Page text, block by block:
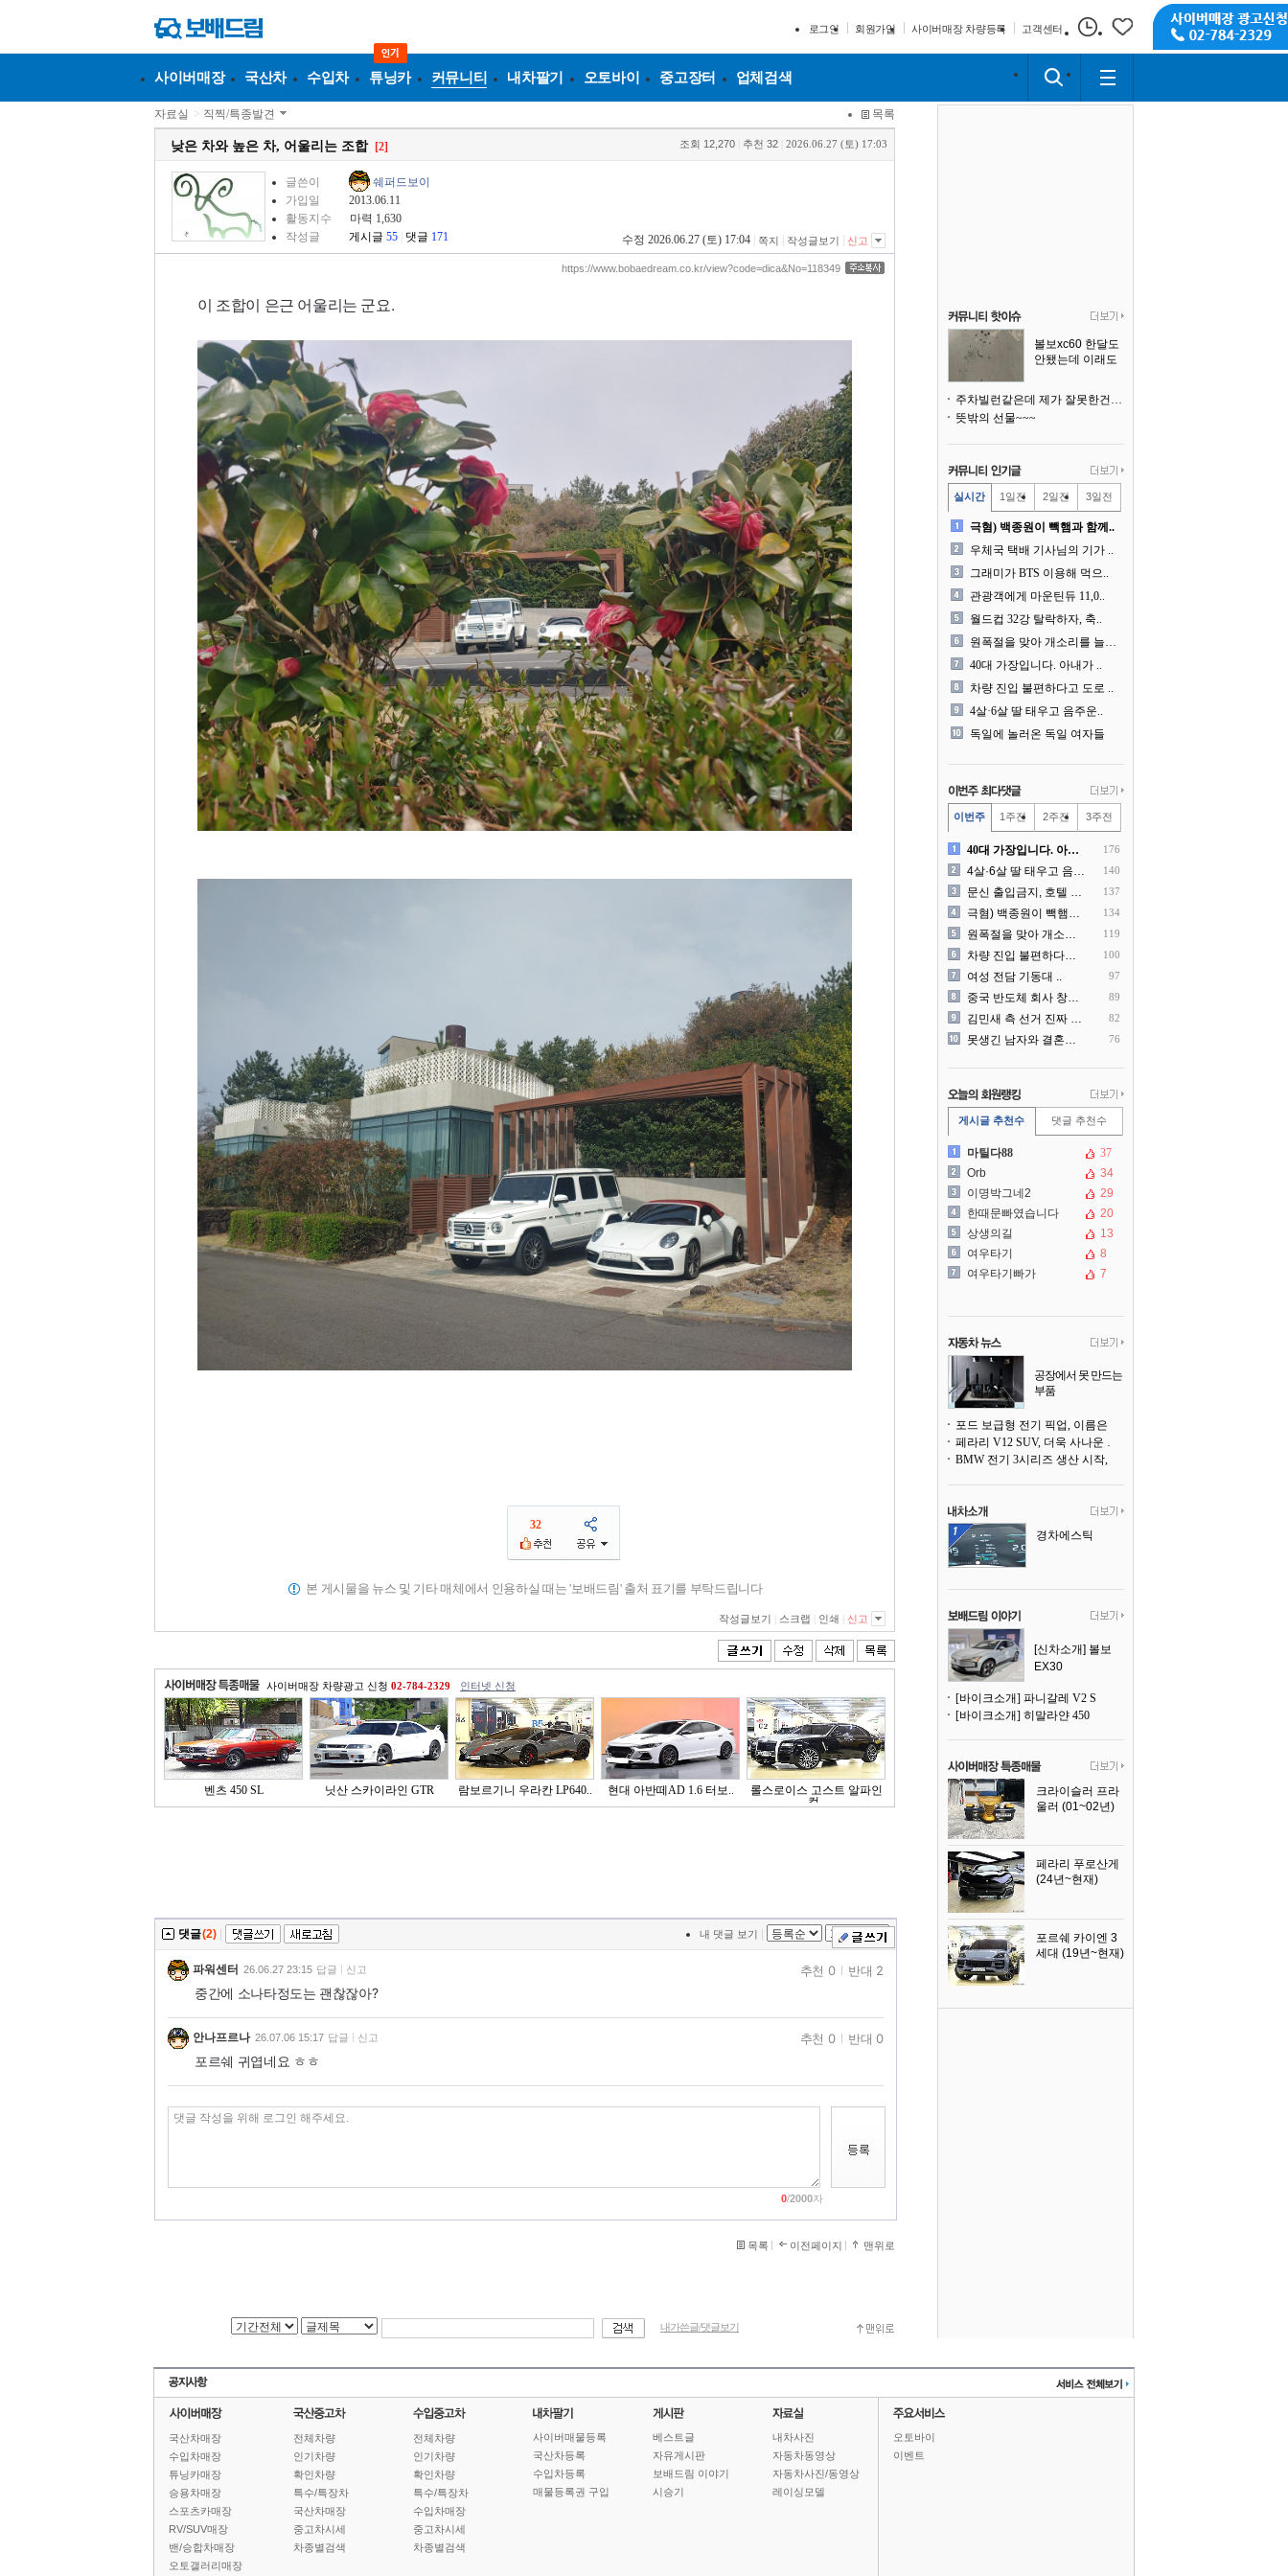
로그인 회원가입 사이버매장 차량등록 고객센터
사이버매장 국산차 수입차 튜닝카 커뮤니티 내차팔기 오토바이 중고장터 업체검색
자료실 > 직찍/특종발견 목록
낮은 차와 높은 차, 어울리는 조합 [2] 조회 12,270 추천 32 2026.06.27 (토) 17:03
글쓴이
쉐퍼드보이
가입일
2013.06.11
활동지수
마력 1,630
작성글
게시글 55 댓글 171 수정 2026.06.27 (토) 17:04 쪽지 작성글보기 신고
https://www.bobaedream.co.kr/view?code=dica&No=118349
이 조합이 은근 어울리는 군요.
32
본 게시물을 뉴스 및 기타 매체에서 인용하실 때는 '보배드림' 출처 표기를 부탁드립니다
작성글보기 스크랩 인쇄 신고
사이버매장 차량광고 신청 02-784-2329 인터넷 신청
벤츠 450 SL 닛산 스카이라인 GTR 람보르기니 우라칸 LP640.. 현대 아반떼AD 1.6 터보..
롤스로이스 고스트 알파인
컬..
댓글(2) | 내 댓글 보기 |
파워센터 26.06.27 23:15 답글 신고
중간에 소나타정도는 괜찮잖아?
추천 0 반대 2
안나프르나 26.07.06 15:17 답글 신고
포르쉐 귀엽네요 ㅎㅎ
추천 0 반대 0
0/2000자
목록 이전페이지 맨위로
내가쓴글/댓글보기
볼보xc60 한달도
안됐는데 이래도
주차빌런같은데 제가 잘못한건가요
뜻밖의 선물~~~
실시간 1일전 2일전 3일전
극혐) 백종원이 빽햄과 함께..
우체국 택배 기사님의 기가 ..
그래미가 BTS 이용해 먹으..
관광객에게 마운틴듀 11,0..
월드컵 32강 탈락하자, 축..
원폭절을 맞아 개소리를 늘어..
40대 가장입니다. 아내가 ..
차량 진입 불편하다고 도로 ..
4살·6살 딸 태우고 음주운..
독일에 놀러온 독일 여자들
이번주 1주전 2주전 3주전
40대 가장입니다. 아내가 .. 176
4살·6살 딸 태우고 음주운.. 140
문신 출입금지, 호텔 헬스장.. 137
극혐) 백종원이 빽햄과 함께.. 134
원폭절을 맞아 개소리를 늘어.. 119
차량 진입 불편하다고 도로 .. 100
여성 전담 기동대 .. 97
중국 반도체 회사 창신메모리.. 89
김민새 측 선거 진짜 더럽게.. 82
못생긴 남자와 결혼해서 후회.. 76
게시글 추천수 댓글 추천수
마틸다88
37
Orb
34
이명박그네2
29
한때문빠였습니다
20
상생의길
13
여우타기
8
여우타기빠가
7
공장에서 못 만드는
부품
어낸다
페라리 V12 SUV, 더욱 사나운 얼굴로 돌아온다
경차에스틱
[신차소개] 볼보
EX30
[바이크소개] 파니갈레 V2 S
[바이크소개] 히말라얀 450
크라이슬러 프라
울러 (01~02년)
페라리 푸로산게
(24년~현재)
포르쉐 카이엔 3
세대 (19년~현재)
국산차매장
수입차매장
튜닝카매장
승용차매장
스포츠카매장
RV/SUV매장
밴/승합차매장
오토갤러리매장
전체차량
인기차량
확인차량
특수/특장차
국산차매장
중고차시세
차종별검색
전체차량
인기차량
확인차량
특수/특장차
수입차매장
중고차시세
차종별검색
사이버매물등록
국산차등록
수입차등록
매물등록권 구입
베스트글
자유게시판
보배드림 이야기
시승기
내차사진
자동차동영상
자동차사진/동영상
레이싱모델
오토바이
이벤트